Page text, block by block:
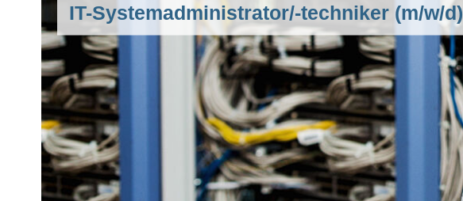
IT-Systemadministrator/-techniker (m/w/d)